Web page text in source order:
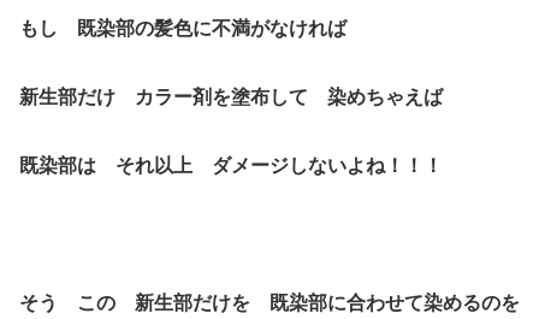
もし 既染部の髪色に不満がなければ
新生部だけ カラー剤を塗布して 染めちゃえば
既染部は それ以上 ダメージしないよね！！！
そう この 新生部だけを 既染部に合わせて染めるのを